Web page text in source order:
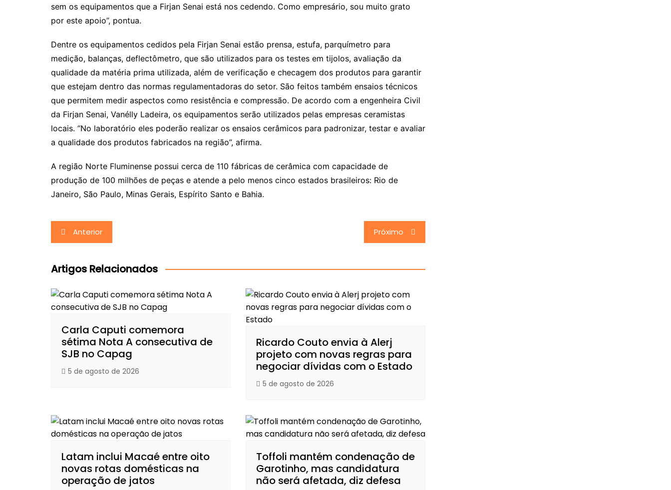
sem os equipamentos que a Firjan Senai está nos cedendo. Como empresário, sou muito grato
por este apoio”, pontua.
Dentre os equipamentos cedidos pela Firjan Senai estão prensa, estufa, parquímetro para
medição, balanças, deflectômetro, que são utilizados para os testes em tijolos, avaliação da
qualidade da matéria prima utilizada, além de verificação e checagem dos produtos para garantir
que estejam dentro das normas regulamentadoras do setor. São feitos também ensaios técnicos
que permitem medir aspectos como resistência e compressão. De acordo com a engenheira Civil
da Firjan Senai, Vanélly Ladeira, os equipamentos serão utilizados pelas empresas ceramistas
locais. “No laboratório eles poderão realizar os ensaios cerâmicos para padronizar, testar e avaliar
a qualidade dos produtos fabricados na região”, afirma.
A região Norte Fluminense possui cerca de 110 fábricas de cerâmica com capacidade de
produção de 100 milhões de peças e atende a pelo menos cinco estados brasileiros: Rio de
Janeiro, São Paulo, Minas Gerais, Espírito Santo e Bahia.
Navegação
de
Post
Anterior Próximo
Artigos Relacionados
Carla Caputi comemora
sétima Nota A consecutiva de
SJB no Capag
5 de agosto de 2026
Ricardo Couto envia à Alerj
projeto com novas regras para
negociar dívidas com o Estado
5 de agosto de 2026
Latam inclui Macaé entre oito
novas rotas domésticas na
operação de jatos
Toffoli mantém condenação de
Garotinho, mas candidatura
não será afetada, diz defesa